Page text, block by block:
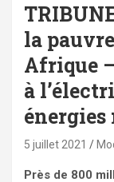
la
Afrique
à
5 juillet 2021
Près de 800